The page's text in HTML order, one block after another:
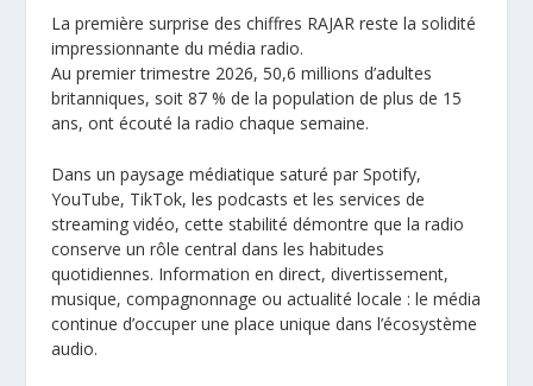
La première surprise des chiffres RAJAR reste la solidité
impressionnante du média radio.
Au premier trimestre 2026, 50,6 millions d’adultes
britanniques, soit 87 % de la population de plus de 15
ans, ont écouté la radio chaque semaine.
Dans un paysage médiatique saturé par Spotify,
YouTube, TikTok, les podcasts et les services de
streaming vidéo, cette stabilité démontre que la radio
conserve un rôle central dans les habitudes
quotidiennes. Information en direct, divertissement,
musique, compagnonnage ou actualité locale : le média
continue d’occuper une place unique dans l’écosystème
audio.